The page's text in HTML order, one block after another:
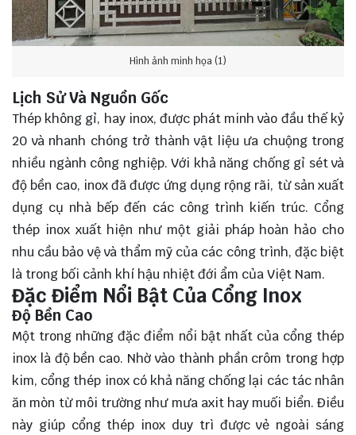
Hình ảnh minh họa (1)
Lịch Sử Và Nguồn Gốc
Thép không gỉ, hay inox, được phát minh vào đầu thế kỷ
20 và nhanh chóng trở thành vật liệu ưa chuộng trong
nhiều ngành công nghiệp. Với khả năng chống gỉ sét và
độ bền cao, inox đã được ứng dụng rộng rãi, từ sản xuất
dụng cụ nhà bếp đến các công trình kiến trúc. Cổng
thép inox xuất hiện như một giải pháp hoàn hảo cho
nhu cầu bảo vệ và thẩm mỹ của các công trình, đặc biệt
là trong bối cảnh khí hậu nhiệt đới ẩm của Việt Nam.
Đặc Điểm Nổi Bật Của Cổng Inox
Độ Bền Cao
Một trong những đặc điểm nổi bật nhất của cổng thép
inox là độ bền cao. Nhờ vào thành phần crôm trong hợp
kim, cổng thép inox có khả năng chống lại các tác nhân
ăn mòn từ môi trường như mưa axit hay muối biển. Điều
này giúp cổng thép inox duy trì được vẻ ngoài sáng